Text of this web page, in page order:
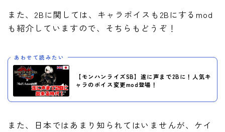
また、2Bに関しては、キャラボイスも2Bにするmod
も紹介していますので、そちらもどうぞ！
あわせて読みたい
【モンハンライズSB】遂に声まで2Bに！人気キ
ャラのボイス変更mod登場！
また、日本ではあまり知られてはいませんが、ケイ